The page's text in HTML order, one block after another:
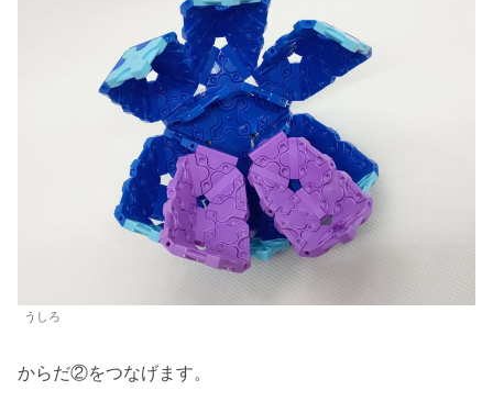
うしろ
からだ②をつなげます。